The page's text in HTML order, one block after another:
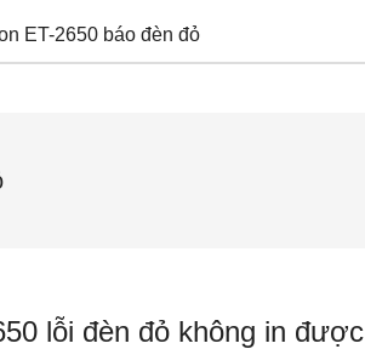
ET-2650 báo đèn đỏ
lỗi đèn đỏ không in được